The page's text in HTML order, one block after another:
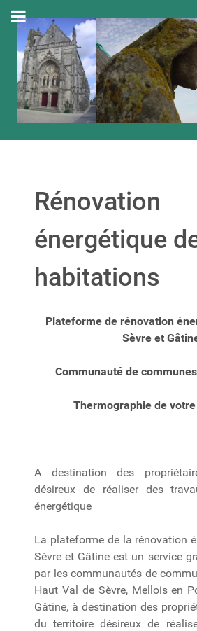
Rénovation
énergétique
habitations
Plateforme de rénovation
Sèvre et
Communauté de
Thermographie de
A destination des
désireux de réaliser des
énergétique
La plateforme de la rénovation
Sèvre et Gâtine est un service
par les communautés de
Haut Val de Sèvre, Mellois en
Gâtine, à destination des
du territoire désireux de